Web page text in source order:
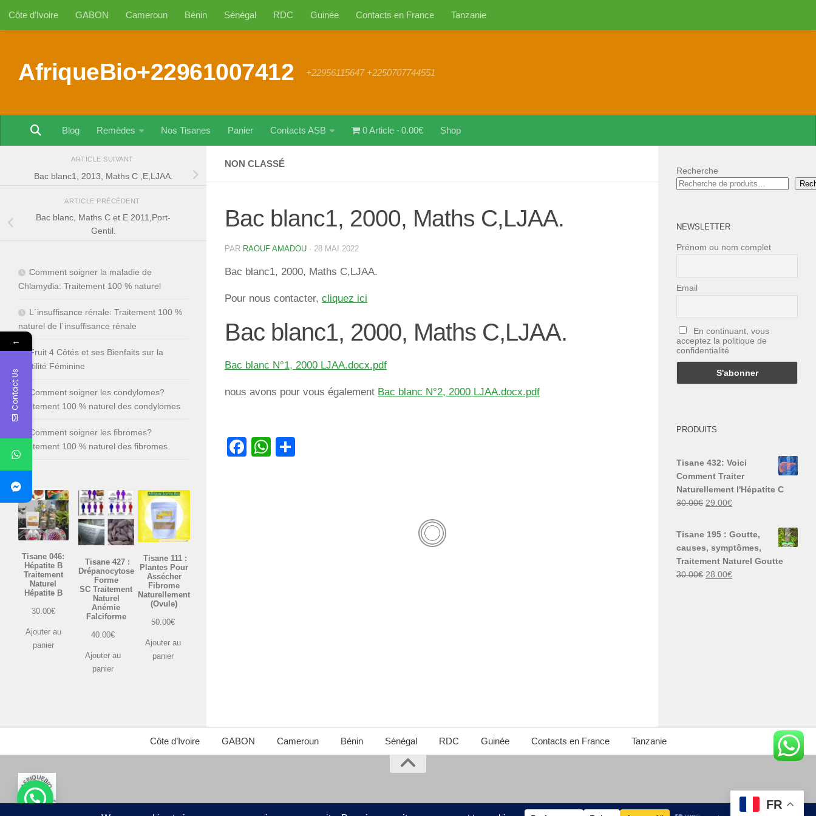
Au dessous du contenu
Côte d’Ivoire GABON Cameroun Bénin Sénégal RDC Guinée Contacts en France Tanzanie
AfriqueBio+22961007412 +22956115647 +2250707744551
Blog Remèdes Nos Tisanes Panier Contacts ASB 0 Article 0.00€ Shop
NON CLASSÉ
Bac blanc1, 2000, Maths C,LJAA.
PAR RAOUF AMADOU · 28 MAI 2022
Bac blanc1, 2000, Maths C,LJAA.
Pour nous contacter, cliquez ici
Bac blanc1, 2000, Maths C,LJAA.
Bac blanc N°1, 2000 LJAA.docx.pdf
nous avons pour vous également Bac blanc N°2, 2000 LJAA.docx.pdf
Facebook
WhatsApp
ARTICLE SUIVANT
Bac blanc1, 2013, Maths C ,E,LJAA.
ARTICLE PRÉCÉDENT
Bac blanc, Maths C et E 2011,Port-
Gentil.
Comment soigner la maladie de
Chlamydia: Traitement 100 % naturel
L´insuffisance rénale: Traitement 100 %
naturel de l´insuffisance rénale
Fruit 4 Côtés et ses Bienfaits sur la
Fertilité Féminine
Comment soigner les condylomes?
Traitement 100 % naturel des condylomes
Comment soigner les fibromes?
Traitement 100 % naturel des fibromes
Tisane 046:
Hépatite B
Traitement
Naturel
Hépatite B
30.00€
Ajouter au
panier
Tisane 427 :
Drépanocytose
Forme
SC Traitement
Naturel
Anémie
Falciforme
40.00€
Ajouter au
panier
Tisane 111 :
Plantes Pour
Assécher
Fibrome
Naturellement
(Ovule)
50.00€
Ajouter au
panier
Recherche
NEWSLETTER
Prénom ou nom complet
Email
En continuant, vous
acceptez la politique de
confidentialité
PRODUITS
Tisane 432: Voici
Comment Traiter
Naturellement l'Hépatite C
30.00€ Le
30.00€.
29.00€Le
est :
Tisane 195 : Goutte,
causes, symptômes,
Traitement Naturel Goutte
30.00€ Le
28.00€Le
Côte d’Ivoire GABON Cameroun Bénin Sénégal RDC Guinée Contacts en France Tanzanie
FR
←
Contact Us